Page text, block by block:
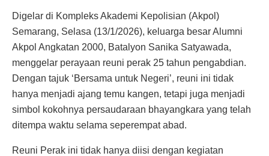
Digelar di Kompleks Akademi Kepolisian (Akpol)
Semarang, Selasa (13/1/2026), keluarga besar Alumni
Akpol Angkatan 2000, Batalyon Sanika Satyawada,
menggelar perayaan reuni perak 25 tahun pengabdian.
Dengan tajuk ‘Bersama untuk Negeri’, reuni ini tidak
hanya menjadi ajang temu kangen, tetapi juga menjadi
simbol kokohnya persaudaraan bhayangkara yang telah
ditempa waktu selama seperempat abad.
Reuni Perak ini tidak hanya diisi dengan kegiatan